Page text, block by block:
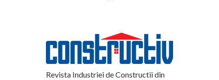
Revista Industriei de Constructii din